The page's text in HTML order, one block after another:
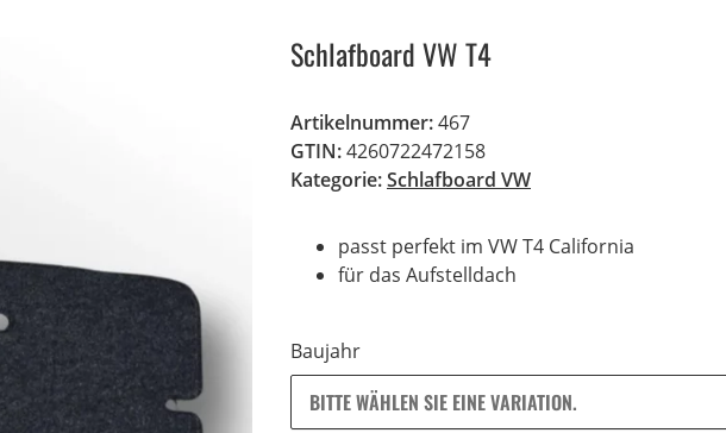
Schlafboard VW T4
Artikelnummer:467
GTIN:4260722472158
Kategorie:Schlafboard VW
passt perfekt im VW T4 California
für das Aufstelldach
Baujahr
BITTE WÄHLEN SIE EINE VARIATION.